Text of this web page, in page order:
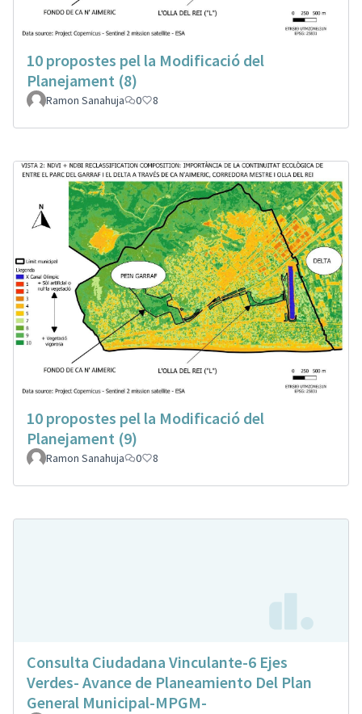
10 propostes pel la Modificació del
Planejament (8)
Ramon Sanahuja 0 8
10 propostes pel la Modificació del
Planejament (9)
Ramon Sanahuja 0 8
Consulta Ciudadana Vinculante-6 Ejes
Verdes- Avance de Planeamiento Del Plan
General Municipal-MPGM-